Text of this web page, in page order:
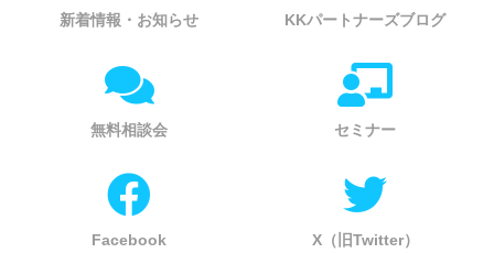
新着情報・お知らせ KKパートナーズブログ
無料相談会 セミナー
Facebook X（旧Twitter）